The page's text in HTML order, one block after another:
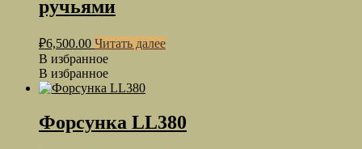
ручьями
₽6,500.00 Читать далее
В избранное
В избранное
Форсунка LL380